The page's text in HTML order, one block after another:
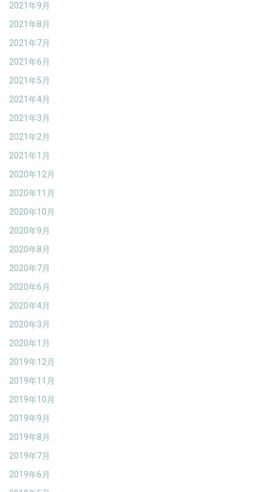
2021年9月
2021年8月
2021年7月
2021年6月
2021年5月
2021年4月
2021年3月
2021年2月
2021年1月
2020年12月
2020年11月
2020年10月
2020年9月
2020年8月
2020年7月
2020年6月
2020年4月
2020年3月
2020年1月
2019年12月
2019年11月
2019年10月
2019年9月
2019年8月
2019年7月
2019年6月